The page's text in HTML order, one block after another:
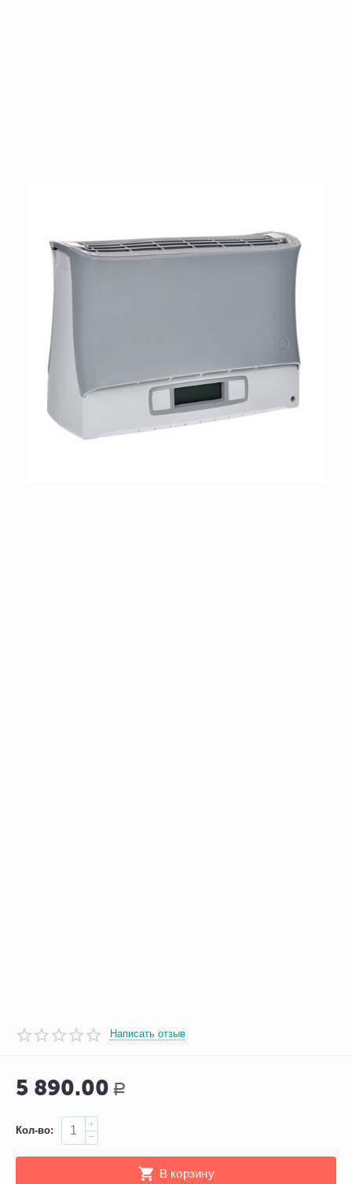
Написать отзыв
5 890.00 Р
Кол-во:
+
−
В корзину